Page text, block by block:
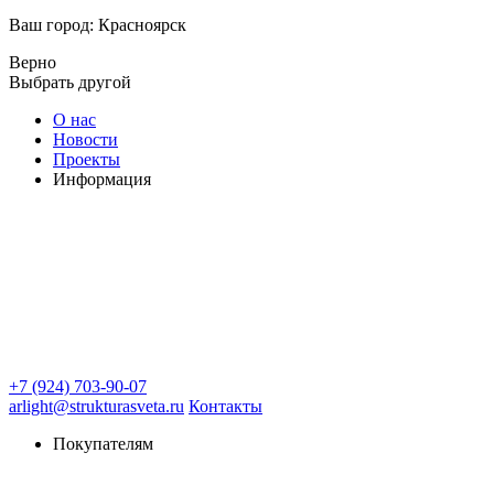
Ваш город: Красноярск
Верно
Выбрать другой
О нас
Новости
Проекты
Информация
+7 (924) 703-90-07
arlight@strukturasveta.ru Контакты
Покупателям